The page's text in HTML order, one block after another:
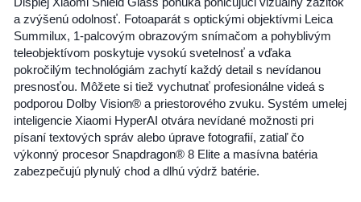
a zvýšenú odolnosť. Fotoaparát s optickými objektívmi Leica
Summilux, 1-palcovým obrazovým snímačom a pohyblivým
teleobjektívom poskytuje vysokú svetelnosť a vďaka
pokročilým technológiám zachytí každý detail s nevídanou
presnosťou. Môžete si tiež vychutnať profesionálne videá s
podporou Dolby Vision® a priestorového zvuku. Systém umelej
inteligencie Xiaomi HyperAI otvára nevídané možnosti pri
písaní textových správ alebo úprave fotografií, zatiaľ čo
výkonný procesor Snapdragon® 8 Elite a masívna batéria
zabezpečujú plynulý chod a dlhú výdrž batérie.